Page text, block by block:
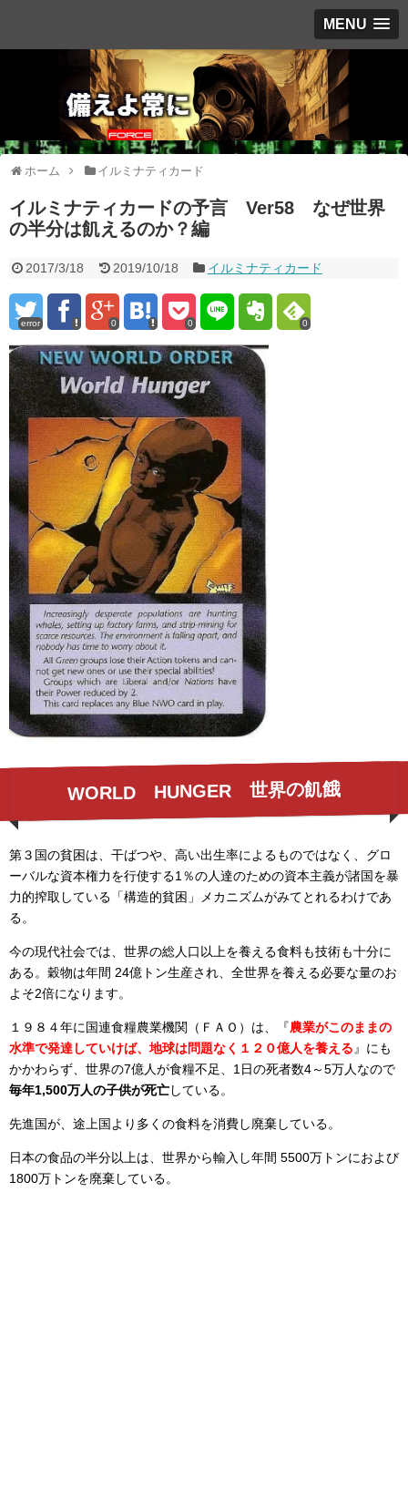
MENU
ホーム イルミナティカード
イルミナティカードの予言 Ver58 なぜ世界
の半分は飢えるのか？編
2017/3/18 2019/10/18 イルミナティカード
error 0 0 0
WORLD HUNGER 世界の飢餓
第３国の貧困は、干ばつや、高い出生率によるものではなく、グロ
ーバルな資本権力を行使する1％の人達のための資本主義が諸国を暴
力的搾取している「構造的貧困」メカニズムがみてとれるわけであ
る。
今の現代社会では、世界の総人口以上を養える食料も技術も十分に
ある。穀物は年間 24億トン生産され、全世界を養える必要な量のお
よそ2倍になります。
１９８４年に国連食糧農業機関（ＦＡＯ）は、『農業がこのままの
水準で発達していけば、地球は問題なく１２０億人を養える 』にも
かかわらず、世界の7億人が食糧不足、1日の死者数4～5万人なので
毎年1,500万人の子供が死亡している。
先進国が、途上国より多くの食料を消費し廃棄している。
日本の食品の半分以上は、世界から輸入し年間 5500万トンにおよび
1800万トンを廃棄している。